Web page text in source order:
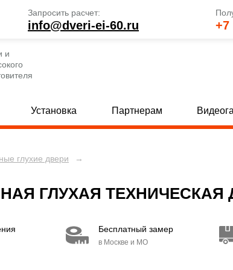
Запросить расчет:
info@dveri-ei-60.ru +7
и
глухие двери [33]
Двупольные двери со
Установка Партнерам
глухие двери →
ГЛУХАЯ ТЕХНИЧЕСКАЯ
Бесплатный замер
в Москве и МО